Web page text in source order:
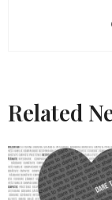
Related